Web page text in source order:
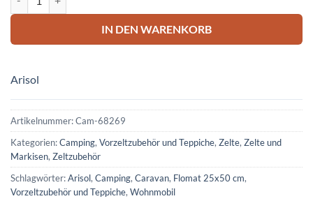
IN DEN WARENKORB
Arisol
Artikelnummer:Cam-68269
Kategorien:Camping, Vorzeltzubehör und Teppiche, Zelte, Zelte und
Markisen, Zeltzubehör
Schlagwörter:Arisol, Camping, Caravan, Flomat 25x50 cm,
Vorzeltzubehör und Teppiche, Wohnmobil